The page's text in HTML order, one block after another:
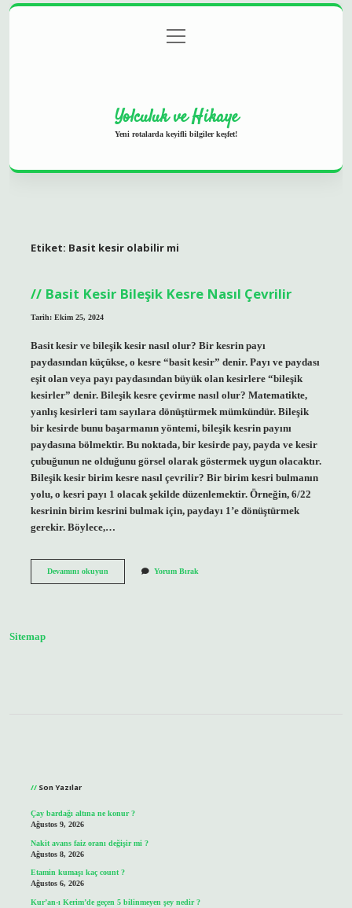
Gizlilik Politikası
menüyü
aç
Yolculuk ve Hikaye
Yeni rotalarda keyifli bilgiler keşfet!
Etiket: Basit kesir olabilir mi
Basit Kesir Bileşik Kesre Nasıl Çevrilir
Tarih: Ekim 25, 2024
Basit kesir ve bileşik kesir nasıl olur? Bir kesrin payı
paydasından küçükse, o kesre “basit kesir” denir. Payı ve paydası
eşit olan veya payı paydasından büyük olan kesirlere “bileşik
kesirler” denir. Bileşik kesre çevirme nasıl olur? Matematikte,
yanlış kesirleri tam sayılara dönüştürmek mümkündür. Bileşik
bir kesirde bunu başarmanın yöntemi, bileşik kesrin payını
paydasına bölmektir. Bu noktada, bir kesirde pay, payda ve kesir
çubuğunun ne olduğunu görsel olarak göstermek uygun olacaktır.
Bileşik kesir birim kesre nasıl çevrilir? Bir birim kesri bulmanın
yolu, o kesri payı 1 olacak şekilde düzenlemektir. Örneğin, 6/22
kesrinin birim kesrini bulmak için, paydayı 1’e dönüştürmek
gerekir. Böylece,…
Devamını okuyunBasit
Yorum Bırak
Sitemap
Son Yazılar
Çay bardağı altına ne konur ?
Ağustos 9, 2026
Nakit avans faiz oranı değişir mi ?
Ağustos 8, 2026
Etamin kumaşı kaç count ?
Ağustos 6, 2026
Kur’an-ı Kerim’de geçen 5 bilinmeyen şey nedir ?